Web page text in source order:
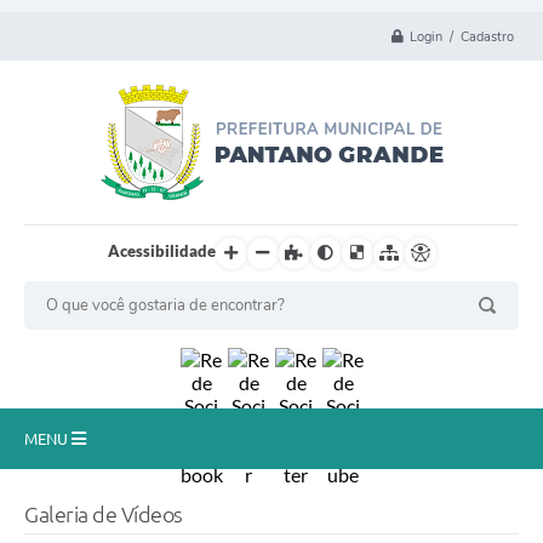
Login / Cadastro
Acessibilidade
MENU
Galeria de Vídeos